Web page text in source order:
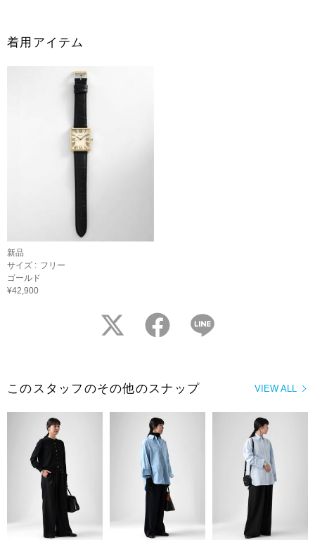
着用アイテム
新品
サイズ : フリー
ゴールド
¥42,900
twitter facebook
VIEW ALL
このスタッフのその他のスナップ